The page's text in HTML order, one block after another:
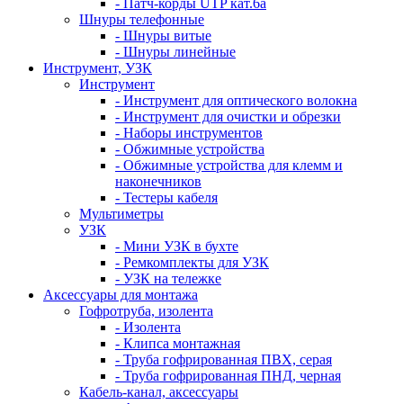
- Патч-корды UTP кат.6а
Шнуры телефонные
- Шнуры витые
- Шнуры линейные
Инструмент, УЗК
Инструмент
- Инструмент для оптического волокна
- Инструмент для очистки и обрезки
- Наборы инструментов
- Обжимные устройства
- Обжимные устройства для клемм и
наконечников
- Тестеры кабеля
Мультиметры
УЗК
- Мини УЗК в бухте
- Ремкомплекты для УЗК
- УЗК на тележке
Аксессуары для монтажа
Гофротруба, изолента
- Изолента
- Клипса монтажная
- Труба гофрированная ПВХ, серая
- Труба гофрированная ПНД, черная
Кабель-канал, аксессуары